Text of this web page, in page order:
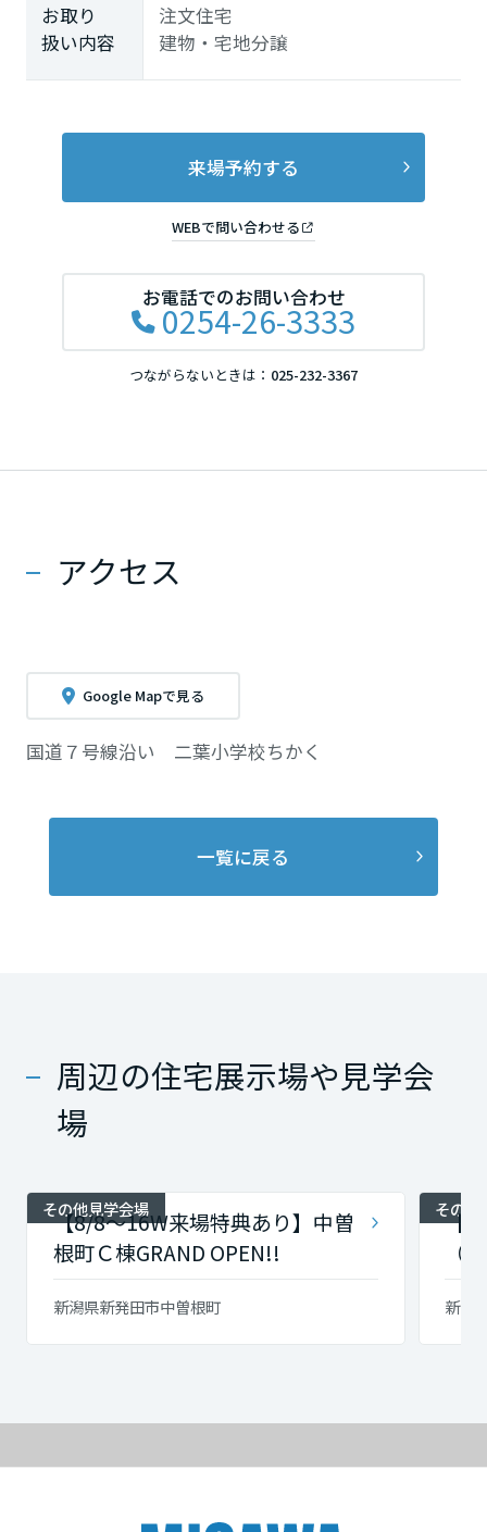
お取り
扱い内容
注文住宅
建物・宅地分譲
来場予約する
WEBで問い合わせる
お電話でのお問い合わせ
0254-26-3333
つながらないときは： 025-232-3367
アクセス
Google Mapで見る
国道７号線沿い 二葉小学校ちかく
一覧に戻る
周辺の住宅展示場や見学会
場
その他見学会場
【8/8～16W来場特典あり】中曽
根町Ｃ棟GRAND OPEN!!
新潟県新発田市中曽根町
その他
【
（
新潟
長崎県